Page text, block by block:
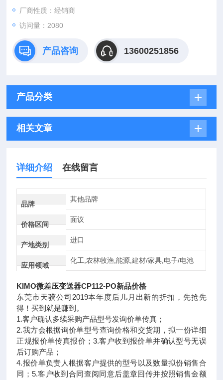
厂商性质：经销商
访问量：2080
产品咨询 13600251856
产品分类
相关文章
详细介绍 在线留言
品牌
其他品牌
价格区间
面议
产地类别
进口
应用领域
化工,农林牧渔,能源,建材/家具,电子/电池
KIMO微差压变送器CP112-PO新品价格
东莞市天骥公司2019本年度后几月出新的折扣，先抢先
得！买到就是赚到。
1.客户确认多续采购产品型号发询价单传真；
2.我方会根据询价单型号查询价格和交货期，拟一份详细
正规报价单传真报价；3.客户收到报价单并确认型号无误
后订购产品；
4.报价单负责人根据客户提供的型号以及数量拟份销售合
同；5.客户收到合同查阅同意后盖章回传并按照销售金额